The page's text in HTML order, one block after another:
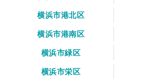
横浜市港北区
横浜市港南区
横浜市緑区
横浜市栄区